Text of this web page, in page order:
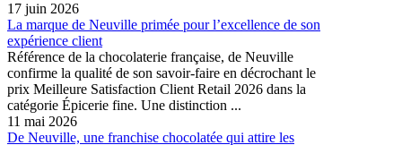
17 juin 2026
La marque de Neuville primée pour l’excellence de son
expérience client
Référence de la chocolaterie française, de Neuville
confirme la qualité de son savoir-faire en décrochant le
prix Meilleure Satisfaction Client Retail 2026 dans la
catégorie Épicerie fine. Une distinction ...
11 mai 2026
De Neuville, une franchise chocolatée qui attire les